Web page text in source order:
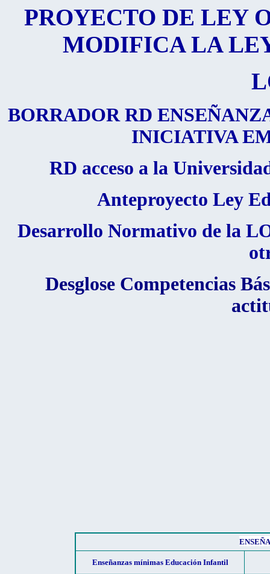
PROYECTO DE LEY
MODIFICA LA
BORRADOR RD
INICIATIVA
RD acceso a la
Anteproyecto Ley
Desarrollo Normativo de la
Desglose Competencias
Enseñanzas mínimas Educación Infantil